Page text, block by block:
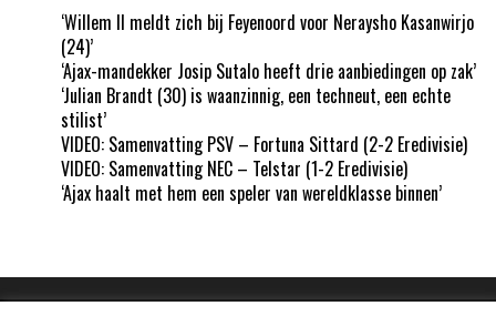
‘Willem II meldt zich bij Feyenoord voor Neraysho Kasanwirjo
(24)’
‘Ajax-mandekker Josip Sutalo heeft drie aanbiedingen op zak’
‘Julian Brandt (30) is waanzinnig, een techneut, een echte
stilist’
VIDEO: Samenvatting PSV – Fortuna Sittard (2-2 Eredivisie)
VIDEO: Samenvatting NEC – Telstar (1-2 Eredivisie)
‘Ajax haalt met hem een speler van wereldklasse binnen’